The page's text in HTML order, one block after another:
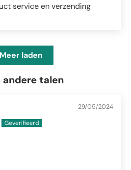
service en verzending
Meer laden
andere talen
29/05/2024